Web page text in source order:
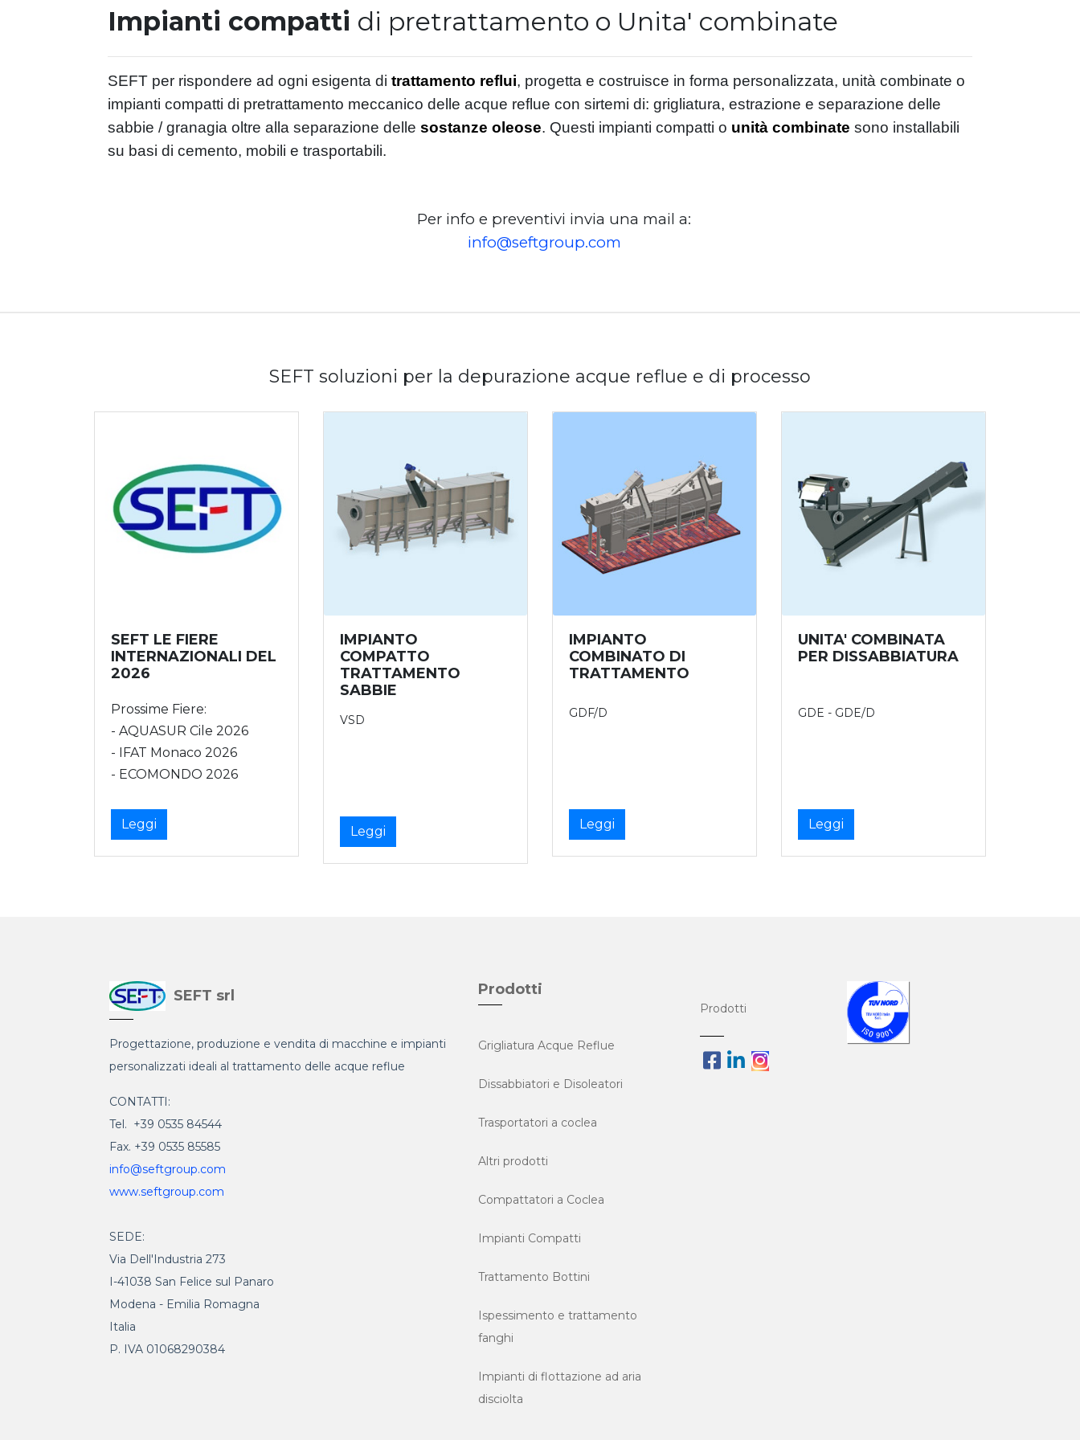
Impianti compatti di pretrattamento o Unita' combinate
SEFT per rispondere ad ogni esigenta ditrattamento reflui, progetta e costruisce in forma personalizzata, unità combinate o
impianti compatti di pretrattamento meccanico delle acque reflue con sirtemi di: grigliatura, estrazione e separazione delle
sabbie / granagia oltre alla separazione dellesostanze oleose. Questi impianti compatti o unità combinate sono installabili
su basi di cemento, mobili e trasportabili.
Per info e preventivi invia una mail a:
info@seftgroup.com
SEFT soluzioni per la depurazione acque reflue e di processo
SEFT LE FIERE
INTERNAZIONALI DEL
2026
Prossime Fiere:
- AQUASUR Cile 2026
- IFAT Monaco 2026
- ECOMONDO 2026
Leggi
IMPIANTO
COMPATTO
TRATTAMENTO
SABBIE
VSD
Leggi
IMPIANTO
COMBINATO DI
TRATTAMENTO
GDF/D
Leggi
UNITA' COMBINATA
PER DISSABBIATURA
GDE - GDE/D
Leggi
SEFT srl
Progettazione, produzione e vendita di macchine e impianti
personalizzati ideali al trattamento delle acque reflue
CONTATTI:
Tel. +39 0535 84544
Fax. +39 0535 85585
info@seftgroup.com
www.seftgroup.com
SEDE:
Via Dell'Industria 273
I-41038 San Felice sul Panaro
Modena - Emilia Romagna
Italia
P. IVA 01068290384
Prodotti
Grigliatura Acque Reflue
Dissabbiatori e Disoleatori
Trasportatori a coclea
Altri prodotti
Compattatori a Coclea
Impianti Compatti
Trattamento Bottini
Ispessimento e trattamento
fanghi
Impianti di flottazione ad aria
disciolta
Prodotti